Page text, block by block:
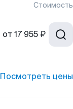
Стоимость
от 17 955 ₽
Посмотреть цены